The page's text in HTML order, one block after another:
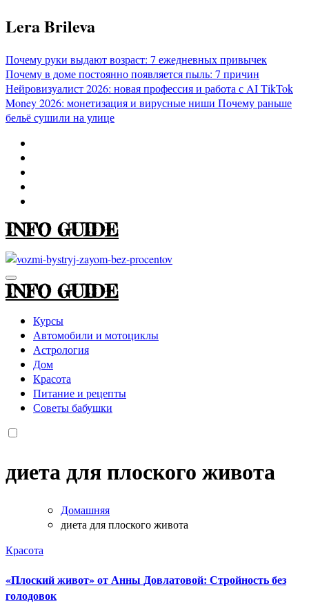
Перейти
к
Lera Brileva
Почему руки выдают возраст: 7 ежедневных привычек
Почему в доме постоянно появляется пыль: 7 причин
Нейровизуалист 2026: новая профессия и работа с AITikTok
Money 2026: монетизация и вирусные ниши Почему раньше
бельё сушили на улице
INFO GUIDE
INFO GUIDE
Курсы
Автомобили и мотоциклы
Астрология
Дом
Красота
Питание и рецепты
Советы бабушки
диета для плоского живота
Домашняя
диета для плоского живота
Красота
«Плоский живот» от Анны Довлатовой: Стройность без
голодовок